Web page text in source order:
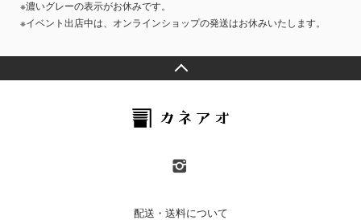
※濃いグレーの表示がお休みです。
※イベント出店中は、オンラインショップの発送はお休みいたします。
配送・送料について